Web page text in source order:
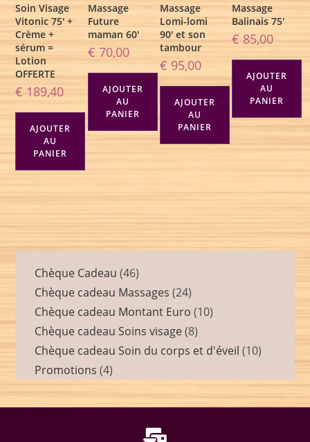
Soin Visage
Vitonic 75′ +
Crème +
sérum =
Lotion
OFFERTE
€ 189,40
AJOUTER
AU
PANIER
Massage
Future
maman 60′
€ 70,00
AJOUTER
AU
PANIER
Massage
Lomi-lomi
90′ et son
tambour
€ 95,00
AJOUTER
AU
PANIER
Massage
Balinais 75′
€ 85,00
AJOUTER
AU
PANIER
Chèque Cadeau 46
Chèque cadeau Massages 24
Chèque cadeau Montant Euro 10
Chèque cadeau Soins visage 8
Chèque cadeau Soin du corps et d'éveil 10
Promotions 4